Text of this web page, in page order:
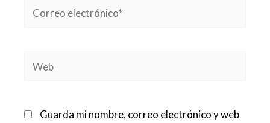
Correo
Web
Guarda mi nombre, correo electrónico y web